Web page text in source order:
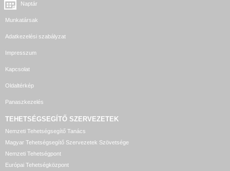
Naptár
Munkatársak
Adatkezelési szabályzat
Impresszum
Kapcsolat
Oldaltérkép
Panaszkezelés
TEHETSÉGSEGÍTŐ SZERVEZETEK
Nemzeti Tehetségsegítő Tanács
Magyar Tehetségsegítő Szervezetek Szövetsége
Nemzeti Tehetségpont
Európai Tehetségközpont